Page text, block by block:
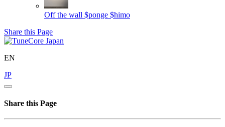
Off the wall $ponge $himo
Share this Page
EN
JP
Share this Page